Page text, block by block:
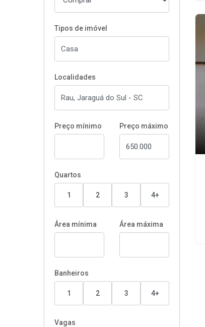
Tipos de imóvel
Localidades
Preço mínimo Preço máximo
Quartos
1 2 3 4+
Área mínima Área máxima
Banheiros
1 2 3 4+
Vagas